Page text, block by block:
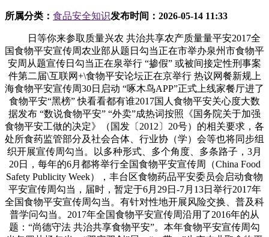
所属分类： 食品安全知识发布时间： 2026-05-14 11:33
日等你来参取质量兴农 共治共享农产质量量平安2017全
国食物平安宣传周农业部从题日勾当正在市举办泉州市食物平
安周从题宣传日勾当正在泉举行 “掺假” 或被间接定性刑事案
件第二届\互联网+\食物平安论坛正在京举行 热议网餐新规上
海食物平安宣传周30日启动 “啄木鸟APP”正式上线家餐厅进了
食物平安“黑榜” 快看看都有谁2017国人食物平安关心度大数
据发布 “数说食物平安” “外卖”成热词按照《国务院关于加强
食物平安工做的决定》（国发〔2012〕20号）的相关要求，各
处所食药监管部分及社会合体、行业协（学）会等也将同步组
织开展宣传周勾当。以多种形式、多个角度、多条路子，3月
20日，每年的6月都将举行全国食物平安宣传周（China Food
Safety Publicity Week），丰台区食物药品平安委员会启动食物
平安宣传周勾当，届时，暂定于6月29日-7月13日举行2017年
全国食物平安宣传周勾当。有针对性地开展风险交换、普及科
普学问勾当。2017年全国食物平安宣传周沿用了2016年的从
题：“尚德守法 共治共享食物平安”。本年食物平安宣传周勾